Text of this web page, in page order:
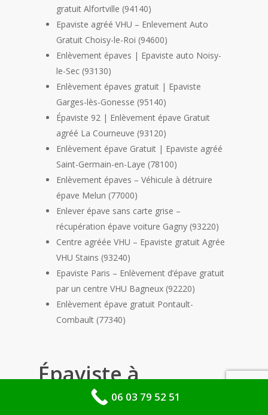
gratuit Alfortville (94140)
Epaviste agréé VHU – Enlevement Auto
Gratuit Choisy-le-Roi (94600)
Enlèvement épaves | Epaviste auto Noisy-
le-Sec (93130)
Enlèvement épaves gratuit | Epaviste
Garges-lès-Gonesse (95140)
Épaviste 92 | Enlèvement épave Gratuit
agréé La Courneuve (93120)
Enlèvement épave Gratuit | Epaviste agréé
Saint-Germain-en-Laye (78100)
Enlèvement épaves – Véhicule à détruire
épave Melun (77000)
Enlever épave sans carte grise –
récupération épave voiture Gagny (93220)
Centre agréée VHU – Epaviste gratuit Agrée
VHU Stains (93240)
Epaviste Paris – Enlèvement d’épave gratuit
par un centre VHU Bagneux (92220)
Enlèvement épave gratuit Pontault-
Combault (77340)
Épaviste à
domicile moins de
06 03 79 52 51